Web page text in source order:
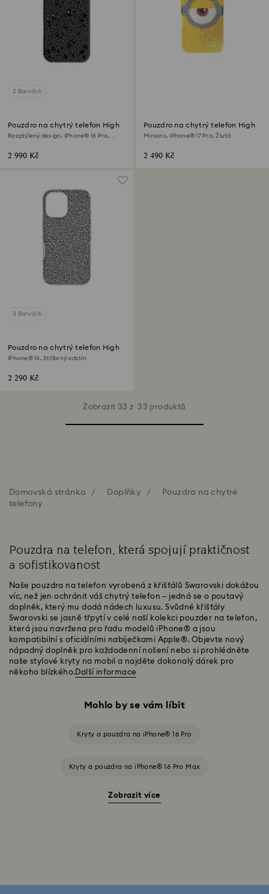
2 Barvách
Pouzdro na chytrý telefon High
Rozptýlený design, iPhone® 16 Pro,
2 990 Kč
Pouzdro na chytrý telefon High
Minions, iPhone® 17 Pro, Žlutá
2 490 Kč
3 Barvách
Pouzdro na chytrý telefon High
iPhone® 16, Stříbrný odstín
2 290 Kč
Zobrazit 33 z 33 produktů
Domovská stránka Doplňky
Pouzdra na chytré
telefony
Pouzdra na telefon, která spojují praktičnost
a sofistikovanost
Naše pouzdra na telefon vyrobená z křišťálů Swarovski dokážou
víc, než jen ochránit váš chytrý telefon – jedná se o poutavý
doplněk, který mu dodá nádech luxusu. Svůdné křišťály
Swarovski se jasně třpytí v celé naší kolekci pouzder na telefon,
která jsou navržena pro řadu modelů iPhone® a jsou
kompatibilní s oficiálními nabíječkami Apple®. Objevte nový
nápadný doplněk pro každodenní nošení nebo si prohlédněte
naše stylové kryty na mobil a najděte dokonalý dárek pro
někoho blízkého.Další informace
Mohlo by se vám líbit
Kryty a pouzdra na iPhone® 16 Pro
Kryty a pouzdra na iPhone® 16 Pro Max
Kryty a pouzdra na iPhone® 16
Zobrazit více